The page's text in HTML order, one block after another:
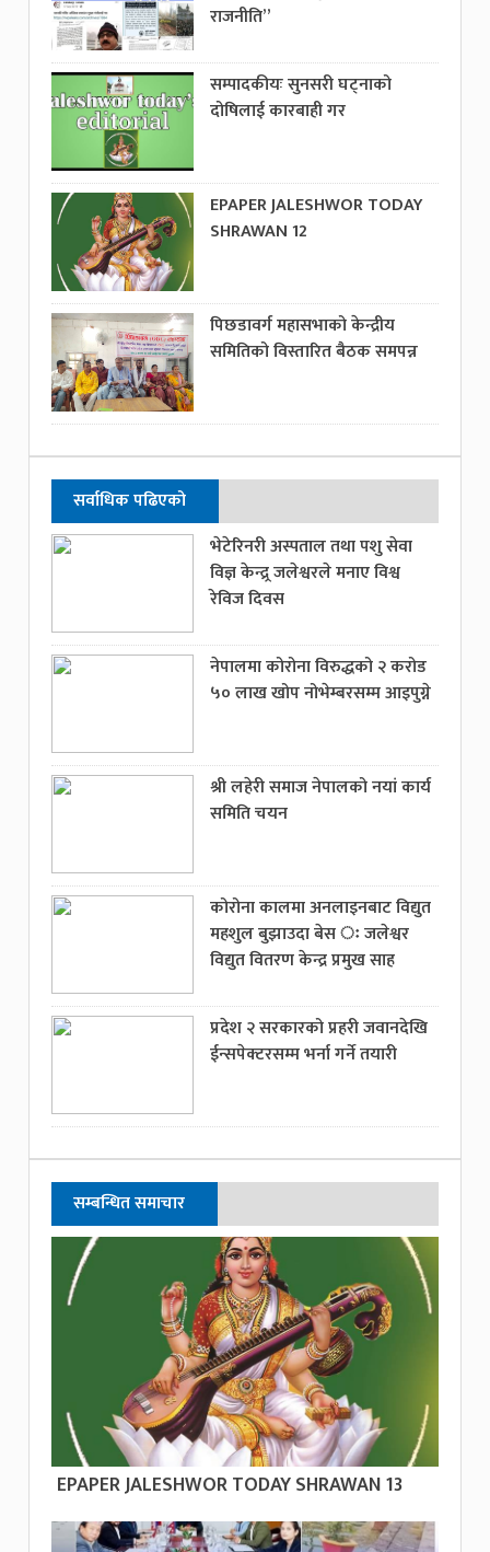
राजनीति”
सम्पादकीयः सुनसरी घट्नाको
दोषिलाई कारबाही गर
EPAPER JALESHWOR TODAY
SHRAWAN 12
पिछडावर्ग महासभाको केन्द्रीय
समितिको विस्तारित बैठक समपन्न
सर्वाधिक पढिएको
भेटेरिनरी अस्पताल तथा पशु सेवा
विज्ञ केन्द्र्र जलेश्वरले मनाए विश्व
रेविज दिवस
नेपालमा कोरोना विरुद्धको २ करोड
५० लाख खोप नोभेम्बरसम्म आइपुग्ने
श्री लहेरी समाज नेपालको नयां कार्य
समिति चयन
कोरोना कालमा अनलाइनबाट विद्युत
महशुल बुझाउदा बेस ः जलेश्वर
विद्युत वितरण केन्द्र प्रमुख साह
प्रदेश २ सरकारको प्रहरी जवानदेखि
ईन्सपेक्टरसम्म भर्ना गर्ने तयारी
सम्बन्धित समाचार
EPAPER JALESHWOR TODAY SHRAWAN 13